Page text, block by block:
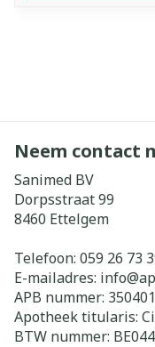
Neem contact
Sanimed BV
Dorpsstraat 99
8460 Ettelgem
Telefoon: 059 26 73
E-mailadres: info@
APB nummer: 350401
Apotheek titularis:
BTW nummer: